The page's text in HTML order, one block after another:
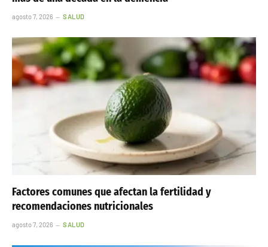
agosto 7, 2026 SALUD
Factores comunes que afectan la fertilidad y
recomendaciones nutricionales
agosto 7, 2026 SALUD